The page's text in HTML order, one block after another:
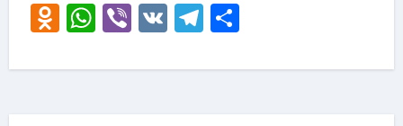
Odnoklassniki
WhatsApp
Viber
VKTelegram
Отправить